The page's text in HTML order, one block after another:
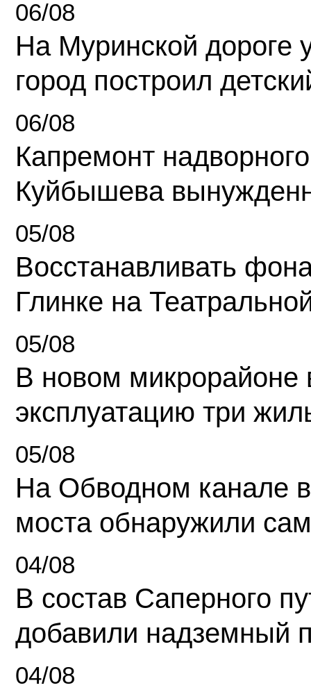
06/08
На Муринской дороге
город построил
06/08
Капремонт
Куйбышева
05/08
Восстанавливать
Глинке на
05/08
В новом микрорайоне
эксплуатацию три
05/08
На Обводном канале
моста обнаружили
04/08
В состав Саперного
добавили надземный
04/08